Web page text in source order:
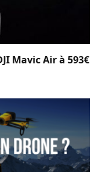
Mavic Air à 593€